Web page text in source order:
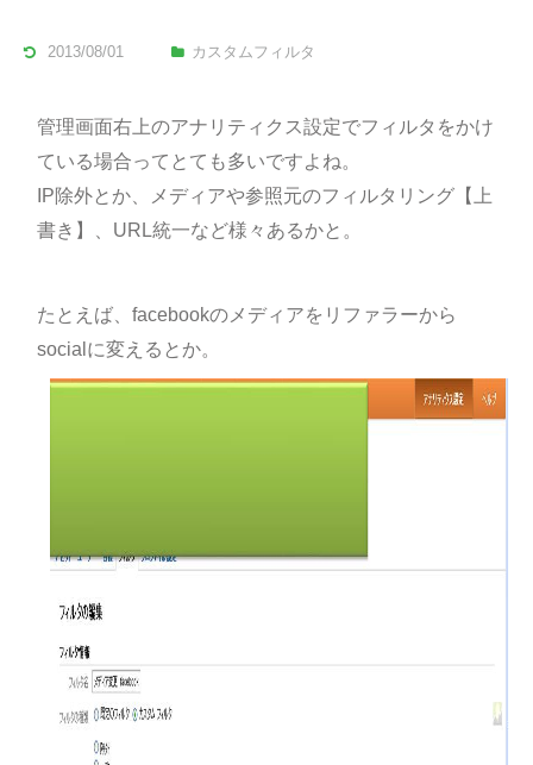
2013/08/01 カスタムフィルタ
管理画面右上のアナリティクス設定でフィルタをかけ
ている場合ってとても多いですよね。
IP除外とか、メディアや参照元のフィルタリング【上
書き】、URL統一など様々あるかと。
たとえば、facebookのメディアをリファラーから
socialに変えるとか。